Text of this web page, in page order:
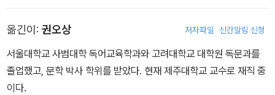
하고 명랑한 성격의 여성으로 어린 아들에게 동화를 들려주고 인형극
을 접하게 하여 아들의 예술 감각을 일깨워 주었다. 괴테는 1765년 1
0월 부친 뜻에 따라 라이프치히대학에서 법학 공부를 시작한다. 177
1년 8월 법학석사 학위 시험을 치른 뒤 고향으로 돌아간다. 고향에서
옮긴이: 권오상 저자파일 신간알림 신청
서울대학교 사범대학 독어교육학과와 고려대학교 대학원 독문과를
졸업했고, 문학 박사 학위를 받았다. 현재 제주대학교 교수로 재직 중
이다.